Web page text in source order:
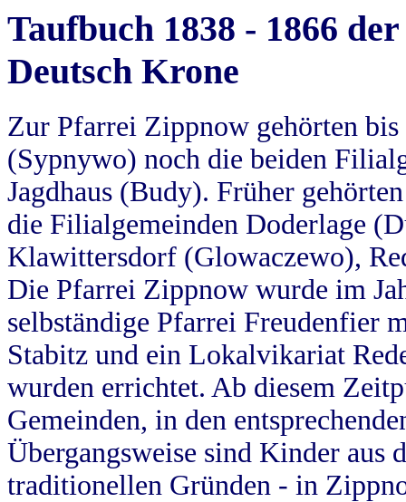
Taufbuch 1838 - 1866
Deutsch Krone
Zur Pfarrei Zippnow gehörten
(Sypnywo) noch die beiden
Jagdhaus (Budy). Früher
die Filialgemeinden Doderlage
Klawittersdorf (Glowaczewo),
Die Pfarrei Zippnow wurde im
selbständige Pfarrei Freudenfier
Stabitz und ein Lokalvikariat
wurden errichtet. Ab diesem
Gemeinden, in den
Übergangsweise sind Kinder aus
traditionellen Gründen - in